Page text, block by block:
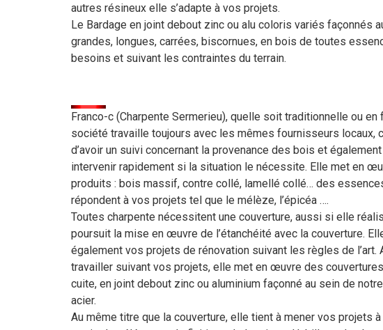
autres résineux elle s’adapte à vos projets.
Le Bardage en joint debout zinc ou alu coloris variés
grandes, longues, carrées, biscornues, en bois de toutes
besoins et suivant les contraintes du terrain.
Franco-c (Charpente Sermerieu), quelle soit traditionnelle ou en
société travaille toujours avec les mêmes fournisseurs locaux,
d’avoir un suivi concernant la provenance des bois et
intervenir rapidement si la situation le nécessite. Elle met en
produits : bois massif, contre collé, lamellé collé… des
répondent à vos projets tel que le mélèze, l’épicéa ….
Toutes charpente nécessitent une couverture, aussi si elle
poursuit la mise en œuvre de l’étanchéité avec la couverture.
également vos projets de rénovation suivant les règles de l’art.
travailler suivant vos projets, elle met en œuvre des
cuite, en joint debout zinc ou aluminium façonné au sein de
acier.
Au même titre que la couverture, elle tient à mener vos projets